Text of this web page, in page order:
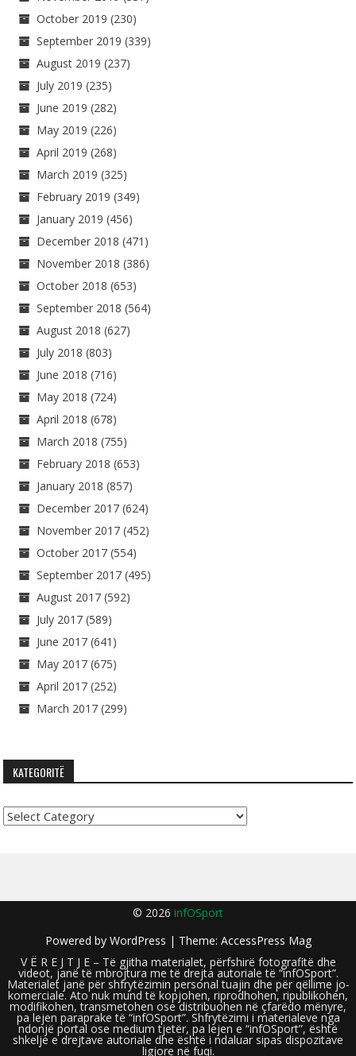
October 2019 (230)
September 2019 (339)
August 2019 (237)
July 2019 (235)
June 2019 (282)
May 2019 (226)
April 2019 (268)
March 2019 (325)
February 2019 (349)
January 2019 (456)
December 2018 (471)
November 2018 (386)
October 2018 (653)
September 2018 (564)
August 2018 (627)
July 2018 (803)
June 2018 (716)
May 2018 (724)
April 2018 (678)
March 2018 (755)
February 2018 (653)
January 2018 (857)
December 2017 (624)
November 2017 (452)
October 2017 (554)
September 2017 (495)
August 2017 (592)
July 2017 (589)
June 2017 (641)
May 2017 (675)
April 2017 (252)
March 2017 (299)
KATEGORITË
Kategoritë
© 2026 infOSport
Powered by WordPress | Theme: AccessPress Mag
V Ë R E J T J E – Të gjitha materialet, përfshirë fotografitë dhe
videot, janë të mbrojtura me të drejta autoriale të “infOSport”.
Materialet janë për shfrytëzimin personal tuajin dhe për qëllime jo-
komerciale. Ato nuk mund të kopjohen, riprodhohen, ripublikohen,
modifikohen, transmetohen ose distribuohen në çfarëdo mënyre,
pa lejen paraprake të “infOSport”. Shfrytëzimi i materialeve nga
ndonjë portal ose medium tjetër, pa lejen e “infOSport”, është
shkelje e drejtave autoriale dhe është i ndaluar sipas dispozitave
ligjore në fuqi.